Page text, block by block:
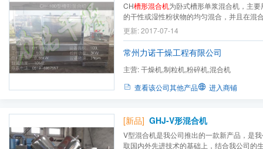
CH槽形混合机为卧式槽形单浆混合机，主
的干性或湿性粉状物的均匀混合，并且在混
的熔解、挥发或变质。
部门小批量混合不同的主辅材料，它不适用
大的物料。，能使混合的物料均匀化，颗粒
更新: 2017-07-14
常州力诺干燥工程有限公司
主营:干燥机,制粒机,粉碎机,混合机
查看该公司其他产品
进入商铺
[新品] GHJ-V形混合机
V型混合机是我公司推出的一款新产品，是
取国内外先进技术的基础上，结合我公司的